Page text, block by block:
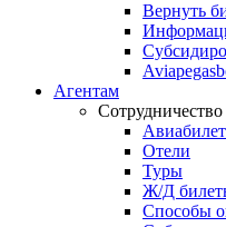
Вернуть
Агентам
Сотрудничество
Отели
Туры
Ж/Д
Способы